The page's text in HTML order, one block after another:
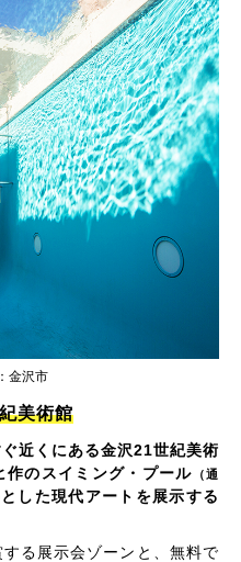
美術館
近くにある金沢21世紀美術
作のスイミング・プール （通
した現代アートを展示する
る展示会ゾーンと、無料で
金沢市